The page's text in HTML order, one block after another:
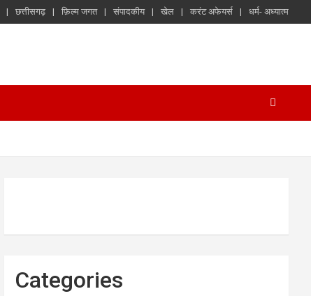
छत्तीसगढ़ फ़िल्म जगत संपादकीय खेल करंट अफेयर्स धर्म- अध्यात्म
Categories